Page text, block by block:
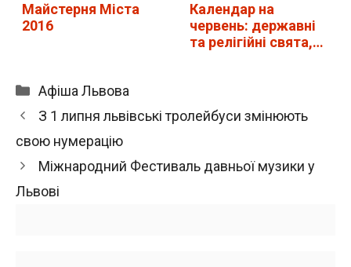
Майстерня Міста
2016
Календар на
червень: державні
та релігійні свята,…
Категорії
Афіша Львова
З 1 липня львівські тролейбуси змінюють
свою нумерацію
Міжнародний Фестиваль давньої музики у
Львові